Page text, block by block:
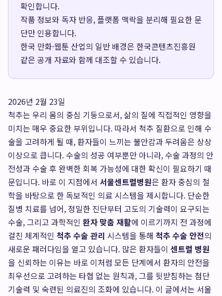
확인합니다.
작품 정보와 독자 반응, 플랫폼 맥락을 분리해 필요한 문
단만 인용합니다.
한국 만화·웹툰 산업의 일반 배경은 한국콘텐츠진흥원
같은 공개 자료와 함께 대조할 수 있습니다.
2026년 2월 23일
척추는 우리 몸의 중심 기둥으로서, 삶의 질에 직접적인 영향을
미치는 매우 중요한 부위입니다. 따라서 척추 질환으로 인해 수
술을 고려하게 될 때, 환자들이 느끼는 불안감과 두려움은 상상
이상으로 큽니다. 수술의 성공 여부뿐만 아니라, 수술 과정의 안
전성과 수술 후 완벽한 회복 가능성에 대한 확신이 필요하기 때
문입니다. 바로 이 지점에서 서울센트럴병원은 환자 중심의 철
학을 바탕으로 한 독보적인 의료 시스템을 제시합니다. 단순한
질병 치료를 넘어, 정밀한 진단부터 고도의 기술력이 요구되는
수술, 그리고 과학적인 환자 맞춤 재활에 이르기까지 전 과정에
걸친 체계적인 척추 수술 관리 시스템을 통해 척추 수술 안전의
새로운 패러다임을 열고 있습니다. 많은 환자들이 센트럴 병원
을 신뢰하는 이유는 바로 이처럼 모든 단계에서 환자의 안전을
최우선으로 고려하는 타협 없는 원칙과, 그를 뒷받침하는 첨단
기술력 및 숙련된 의료진의 조화에 있습니다. 이 글에서는 서울